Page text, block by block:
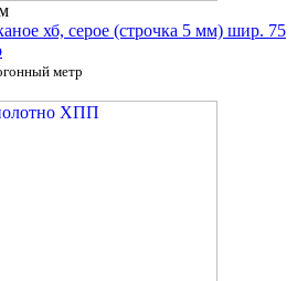
хб, серое (строчка 5 мм) шир. 75
метр